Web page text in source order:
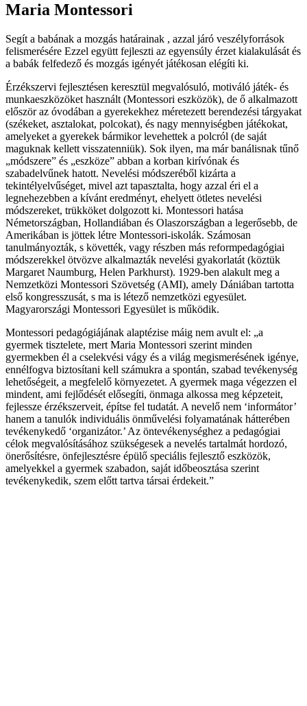
Maria Montessori
Segít a babának a mozgás határainak , azzal járó veszélyforrások
felismerésére Ezzel együtt fejleszti az egyensúly érzet kialakulását és
a babák felfedező és mozgás igényét játékosan elégíti ki.
Érzékszervi fejlesztésen keresztül megvalósuló, motiváló játék- és
munkaeszközöket használt (Montessori eszközök), de ő alkalmazott
először az óvodában a gyerekekhez méretezett berendezési tárgyakat
(székeket, asztalokat, polcokat), és nagy mennyiségben játékokat,
amelyeket a gyerekek bármikor levehettek a polcról (de saját
maguknak kellett visszatenniük). Sok ilyen, ma már banálisnak tűnő
„módszere” és „eszköze” abban a korban kirívónak és
szabadelvűnek hatott. Nevelési módszeréből kizárta a
tekintélyelvűséget, mivel azt tapasztalta, hogy azzal éri el a
legnehezebben a kívánt eredményt, ehelyett ötletes nevelési
módszereket, trükköket dolgozott ki. Montessori hatása
Németországban, Hollandiában és Olaszországban a legerősebb, de
Amerikában is jöttek létre Montessori-iskolák. Számosan
tanulmányozták, s követték, vagy részben más reformpedagógiai
módszerekkel ötvözve alkalmazták nevelési gyakorlatát (köztük
Margaret Naumburg, Helen Parkhurst). 1929-ben alakult meg a
Nemzetközi Montessori Szövetség (AMI), amely Dániában tartotta
első kongresszusát, s ma is létező nemzetközi egyesület.
Magyarországi Montessori Egyesület is működik.
Montessori pedagógiájának alaptézise máig nem avult el: „a
gyermek tisztelete, mert Maria Montessori szerint minden
gyermekben él a cselekvési vágy és a világ megismerésének igénye,
ennélfogva biztosítani kell számukra a spontán, szabad tevékenység
lehetőségeit, a megfelelő környezetet. A gyermek maga végezzen el
mindent, ami fejlődését elősegíti, önmaga alkossa meg képzeteit,
fejlessze érzékszerveit, építse fel tudatát. A nevelő nem ‘informátor’
hanem a tanulók individuális önművelési folyamatának hátterében
tevékenykedő ‘organizátor.’ Az öntevékenységhez a pedagógiai
célok megvalósításához szükségesek a nevelés tartalmát hordozó,
önerősítésre, önfejlesztésre épülő speciális fejlesztő eszközök,
amelyekkel a gyermek szabadon, saját időbeosztása szerint
tevékenykedik, szem előtt tartva társai érdekeit.”